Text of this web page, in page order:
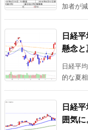
加者が
日経
懸念と
日経平
的な夏
日経
囲気に